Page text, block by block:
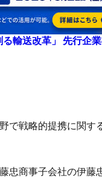
輸送改革」 先行企
で戦略的提携に関す
忠商事子会社の伊